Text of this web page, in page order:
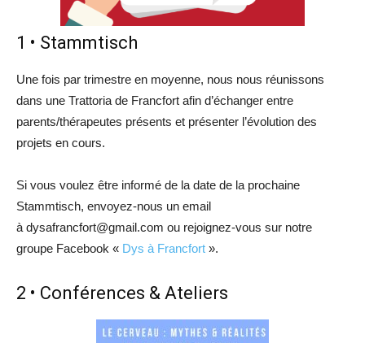
1 • Stammtisch
Une fois par trimestre en moyenne, nous nous réunissons
dans une Trattoria de Francfort afin d’échanger entre
parents/thérapeutes présents et présenter l’évolution des
projets en cours.
Si vous voulez être informé de la date de la prochaine
Stammtisch, envoyez-nous un email
à dysafrancfort@gmail.com ou rejoignez-vous sur notre
groupe Facebook « Dys à Francfort ».
2 • Conférences & Ateliers